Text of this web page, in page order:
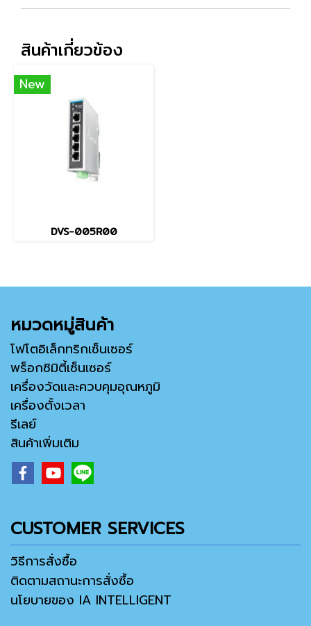
สินค้าเกี่ยวข้อง
New
DVS-005R00
หมวดหมู่สินค้า
โฟโตอิเล็กทริกเซ็นเซอร์
พร็อกซิมิตี้เซ็นเซอร์
เครื่องวัดและควบคุมอุณหภูมิ
เครื่องตั้งเวลา
รีเลย์
สินค้าเพิ่มเติม
CUSTOMER SERVICES
วิธีการสั่งซื้อ
ติดตามสถานะการสั่งซื้อ
นโยบายของ IA INTELLIGENT